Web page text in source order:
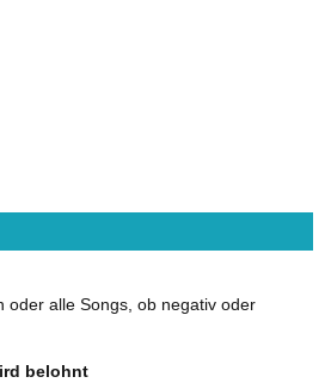
oder alle Songs, ob negativ oder
belohnt